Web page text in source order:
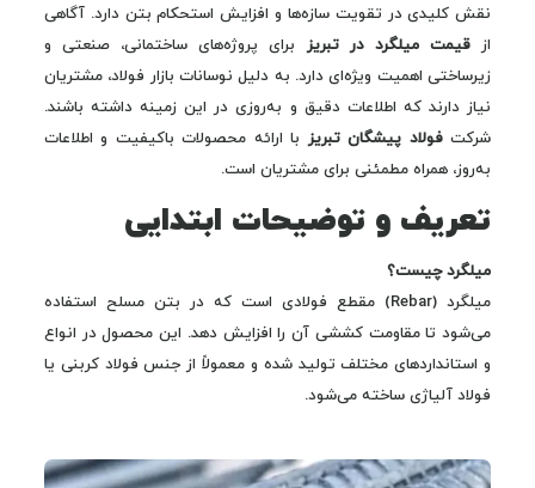
نقش کلیدی در تقویت سازه‌ها و افزایش استحکام بتن دارد. آگاهی
از قیمت میلگرد در تبریزبرای پروژه‌های ساختمانی، صنعتی و
زیرساختی اهمیت ویژه‌ای دارد. به دلیل نوسانات بازار فولاد، مشتریان
نیاز دارند که اطلاعات دقیق و به‌روزی در این زمینه داشته باشند.
شرکتفولاد پیشگان تبریزبا ارائه محصولات باکیفیت و اطلاعات
به‌روز، همراه مطمئنی برای مشتریان است.
تعریف و توضیحات ابتدایی
میلگرد چیست؟
میلگرد (Rebar) مقطع فولادی است که در بتن مسلح استفاده
می‌شود تا مقاومت کششی آن را افزایش دهد. این محصول در انواع
و استانداردهای مختلف تولید شده و معمولاً از جنس فولاد کربنی یا
فولاد آلیاژی ساخته می‌شود.